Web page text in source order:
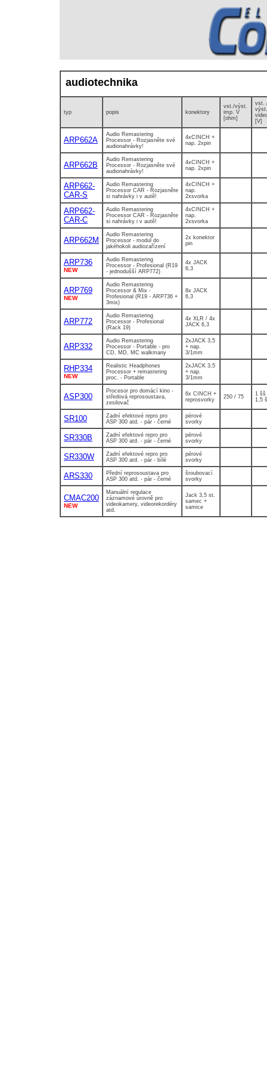
audiotechnika
typ popis konektory
vst./výst.
imp. V
[ohm]
vst.
[V]
ARP662A
Audio Remastering
Processor - Rozjasněte své
audionahrávky!
4xCINCH +
nap. 2xpin
ARP662B
Audio Remastering
Processor - Rozjasněte své
audionahrávky!
4xCINCH +
nap. 2xpin
ARP662-
CAR-S
Audio Remastering
Processor CAR - Rozjasněte
si nahrávky i v autě!
4xCINCH +
nap.
2xsvorka
ARP662-
CAR-C
Audio Remastering
Processor CAR - Rozjasněte
si nahrávky i v autě!
4xCINCH +
nap.
2xsvorka
ARP662M
Audio Remastering
Processor - modul do
jakéhokoli audiozařízení
2x konektor
pin
ARP736
NEW
Audio Remastering
Processor - Profesional (R19
- jednodušší ARP772)
4x JACK
6,3
ARP769
NEW
Audio Remastering
Processor & Mix -
Profesional (R19 - ARP736 +
3mix)
8x JACK
6,3
ARP772
Audio Remastering
Processor - Profesional
(Rack 19)
4x XLR / 4x
JACK 6,3
ARP332
Audio Remastering
Processor - Portable - pro
CD, MD, MC walkmany
2xJACK 3,5
+ nap.
3/1mm
RHP334
NEW
Realistic Headphones
Processor + remastering
proc. - Portable
2xJACK 3,5
+ nap.
3/1mm
ASP300
Procesor pro domácí kino -
středová reprosoustava,
zesilovač
6x CINCH +
reprosvorky
250 / 75
1 šš
1,5
SR100
Zadní efektové repro pro
ASP 300 atd. - pár - černé
pérové
svorky
SR330B
Zadní efektové repro pro
ASP 300 atd. - pár - černé
pérové
svorky
SR330W
Zadní efektové repro pro
ASP 300 atd. - pár - bílé
pérové
svorky
ARS330
Přední reprosoustava pro
ASP 300 atd. - pár - černé
šroubovací
svorky
CMAC200
NEW
Manuální regulace
záznamové úrovně pro
videokamery, videorekordéry
atd.
Jack 3,5 st.
samec +
samice